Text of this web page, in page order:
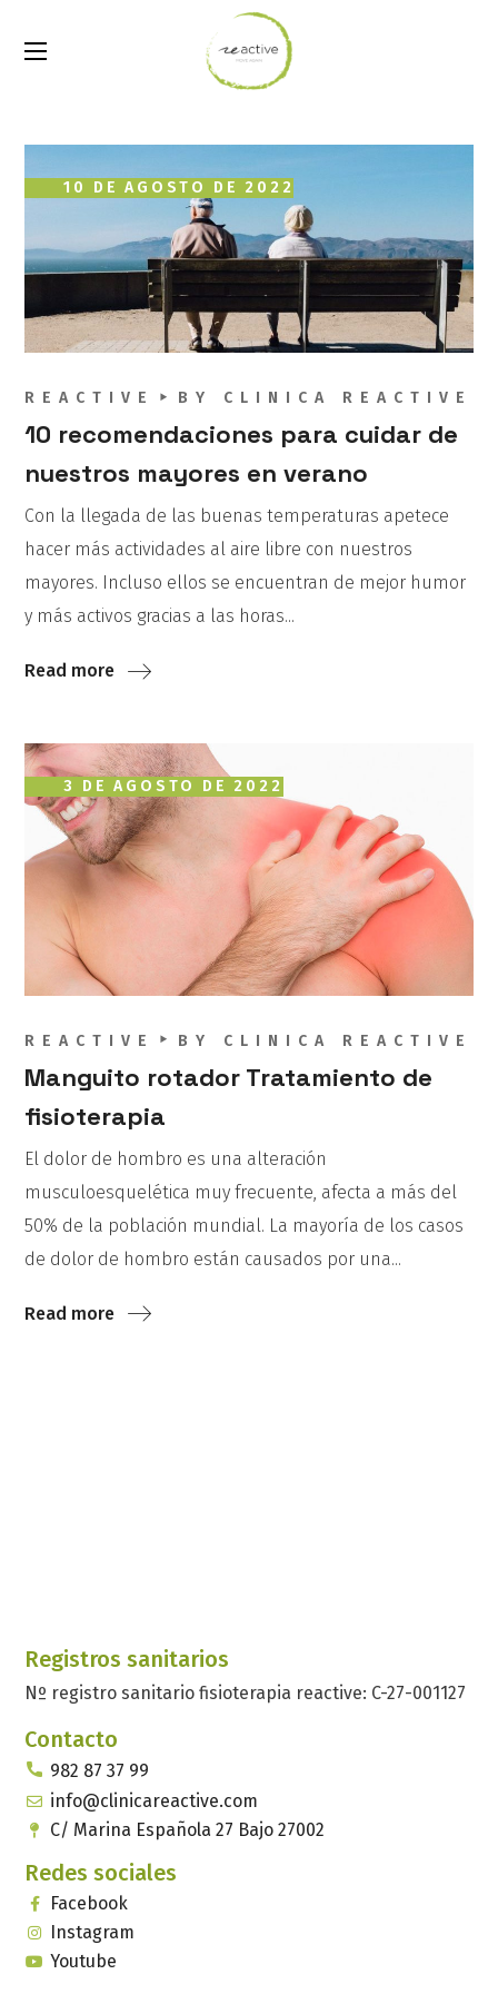
10 DE AGOSTO DE 2022
REACTIVE BY CLINICA REACTIVE
10 recomendaciones para cuidar de
nuestros mayores en verano
Con la llegada de las buenas temperaturas apetece
hacer más actividades al aire libre con nuestros
mayores. Incluso ellos se encuentran de mejor humor
y más activos gracias a las horas...
Read more
3 DE AGOSTO DE 2022
REACTIVE BY CLINICA REACTIVE
Manguito rotador Tratamiento de
fisioterapia
El dolor de hombro es una alteración
musculoesquelética muy frecuente, afecta a más del
50% de la población mundial. La mayoría de los casos
de dolor de hombro están causados por una...
Read more
Registros sanitarios
Nº registro sanitario fisioterapia reactive: C-27-001127
Contacto
982 87 37 99
info@clinicareactive.com
C/ Marina Española 27 Bajo 27002
Redes sociales
Facebook
Instagram
Youtube